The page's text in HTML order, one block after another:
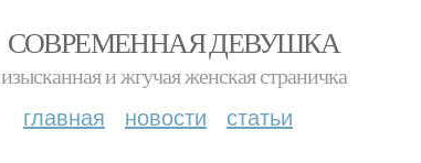
СОВРЕМЕННАЯ ДЕВУШКА
изысканная и жгучая женская страничка
главная новости статьи